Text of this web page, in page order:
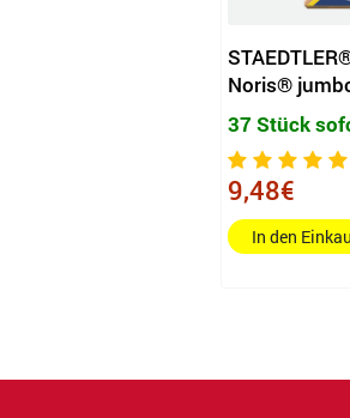
Noris®
37 Stück
9,48€
In den